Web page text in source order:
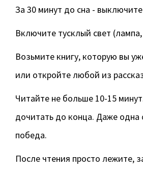
За 30 минут до сна -
Включите тусклый свет
Возьмите книгу, которую вы
или откройте любой из
Читайте не больше 10-15
дочитать до конца. Даже одна
победа.
После чтения просто лежите,